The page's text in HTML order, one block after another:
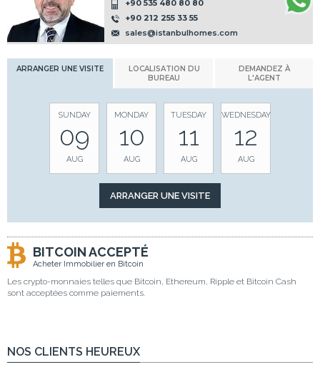
+90 535 480 80 80
+90 212 255 33 55
sales@istanbulhomes.com
ARRANGER UNE VISITE
LOCALISATION DU
BUREAU
DEMANDEZ À
L'AGENT
SUNDAY
09
AUG
MONDAY
10
AUG
TUESDAY
11
AUG
WEDNESDAY
12
AUG
BITCOIN ACCEPTÉ
Acheter Immobilier en Bitcoin
Les crypto-monnaies telles que Bitcoin, Ethereum, Ripple et Bitcoin Cash
sont acceptées comme paiements.
NOS CLIENTS HEUREUX